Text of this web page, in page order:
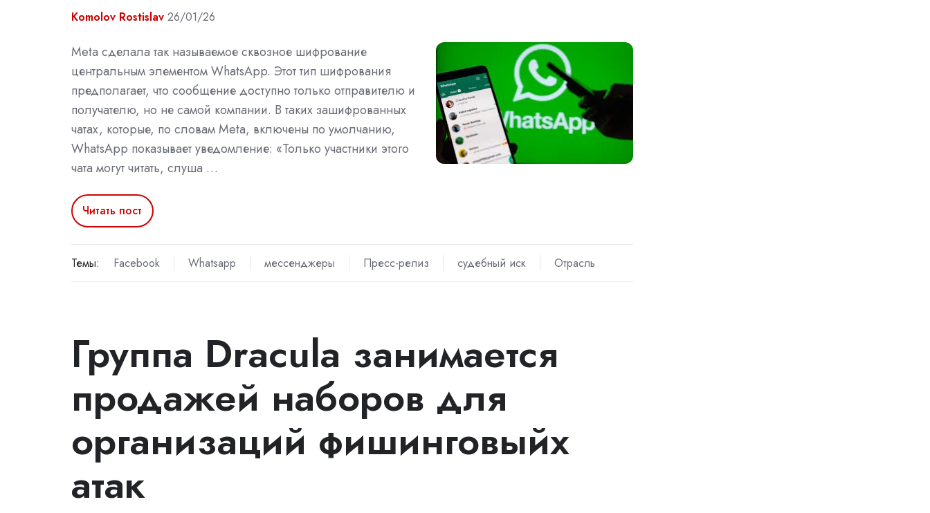
Komolov Rostislav 26/01/26
Meta сделала так называемое сквозное шифрование
центральным элементом WhatsApp. Этот тип шифрования
предполагает, что сообщение доступно только отправителю и
получателю, но не самой компании. В таких зашифрованных
чатах, которые, по словам Meta, включены по умолчанию,
WhatsApp показывает уведомление: «Только участники этого
чата могут читать, слуша …
Читать пост
Темы: Facebook Whatsapp мессенджеры Пресс-релиз судебный иск Отрасль
Группа Dracula занимается
продажей наборов для
организаций фишинговыйх
атак